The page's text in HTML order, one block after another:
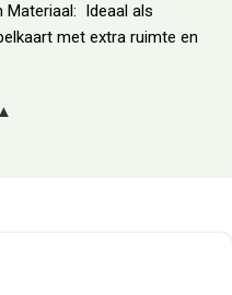
Materiaal: Ideaal als
met extra ruimte en
▲